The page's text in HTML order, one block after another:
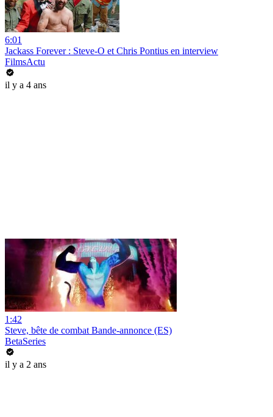
6:01
Jackass Forever : Steve-O et Chris Pontius en interview
FilmsActu
il y a 4 ans
1:42
Steve, bête de combat Bande-annonce (ES)
BetaSeries
il y a 2 ans